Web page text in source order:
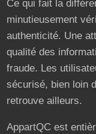
Ce qui fait la
minutieusement
authenticité. Une
qualité des
fraude. Les
sécurisé, bien loin
retrouve ailleurs.
AppartQC est